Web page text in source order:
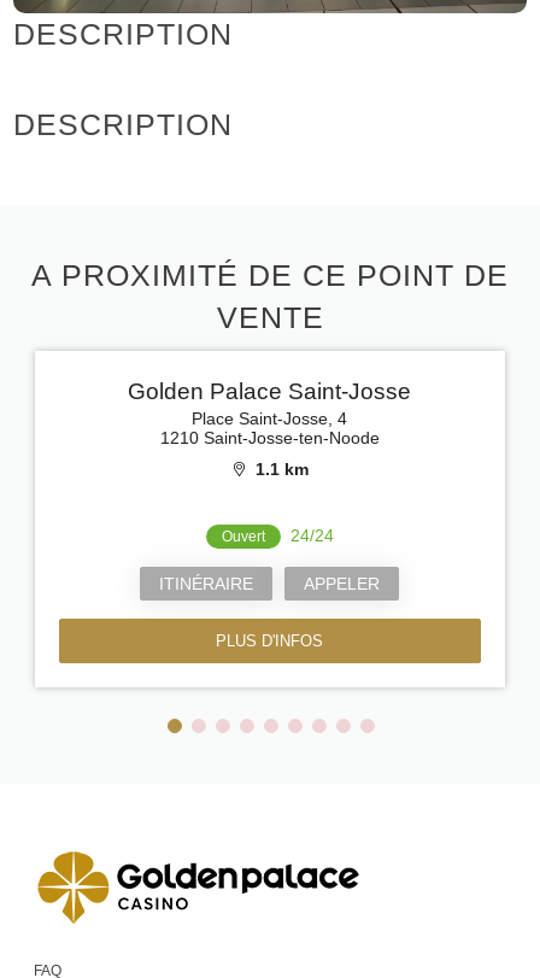
DESCRIPTION
DESCRIPTION
A PROXIMITÉ DE CE POINT DE
VENTE
Golden Palace Saint-Josse
Place Saint-Josse, 4
1210 Saint-Josse-ten-Noode
1.1 km
Ouvert 24/24
ITINÉRAIRE APPELER
PLUS D'INFOS
FAQ